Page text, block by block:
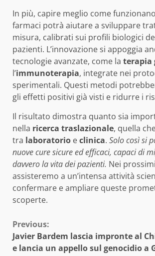
In più, capire meglio come
farmaci potrà aiutare a sviluppare
misura, calibrati sui profili biologici
pazienti. L’innovazione si appoggia
tecnologie avanzate, come la terapia
l’immunoterapia, integrate nei
sperimentali. Questi metodi
gli effetti positivi già visti e ridurre i
Il risultato dimostra quanto sia
nella ricerca traslazionale, quella
tra laboratorio eclinica. Solo così si
nuove cure sicure ed efficaci, capaci di
davvero la vita dei pazienti. Nei
assisteremo a un’intensa attività
confermare e ampliare queste
scoperte.
Continue
Reading
Previous:
Javier Bardem lascia impronte al
e lancia un appello sul genocidio a